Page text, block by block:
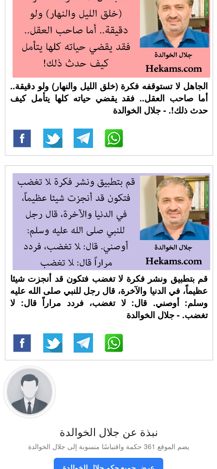
الجاهل لا تستوقفه فكرة (خلق الليل والنهار) ولو دقيقة..
أما صاحب العقل.. فقد يقضي حياته كلها يتأمل كيف
حدث ذلك!. - جلال الخوالدة
قم بتطبيق ونشر فكرة لا تغضب فتكون قد أنجزت شيئا
عظيماً، في الدنيا والآخرة، قال رجل للنبي صلى الله عليه
وسلم: أوصني. قال: لا تغضب، فردد مراراً قال: لا
تغضب. - جلال الخوالدة
نبذة عن جلال الخوالدة
يضم الموقع 361 حكمة واقتباسًا منسوبة إلى جلال الخوالدة